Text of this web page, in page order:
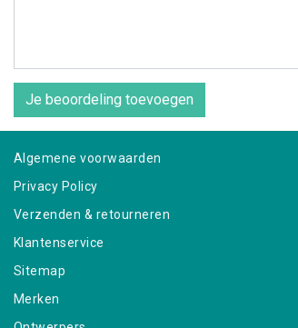
Je beoordeling toevoegen
Algemene voorwaarden
Privacy Policy
Verzenden & retourneren
Klantenservice
Sitemap
Merken